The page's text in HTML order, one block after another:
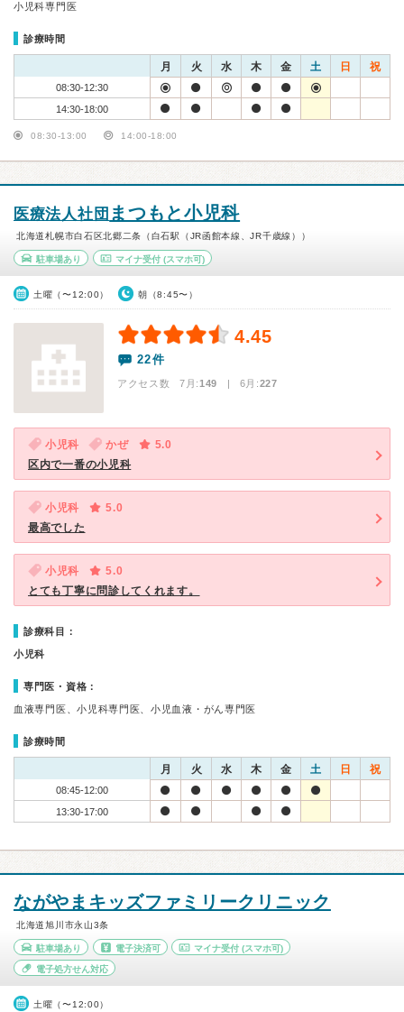
小児科専門医
診療時間
月 火 水 木 金 土 日 祝
08:30-12:30
14:30-18:00
08:30-13:00 14:00-18:00
医療法人社団 まつもと小児科
北海道札幌市白石区北郷二条（白石駅（JR函館本線、JR千歳線））
駐車場あり マイナ受付(スマホ可)
土曜（〜12:00） 朝（8:45〜）
4.45
22件
アクセス数 7月:149 | 6月:227
小児科 かぜ
5.0
区内で一番の小児科
小児科
5.0
最高でした
小児科
5.0
とても丁寧に問診してくれます。
診療科目：
小児科
専門医・資格：
血液専門医、小児科専門医、小児血液・がん専門医
診療時間
月 火 水 木 金 土 日 祝
08:45-12:00
13:30-17:00
ながやまキッズファミリークリニック
北海道旭川市永山3条
駐車場あり 電子決済可 マイナ受付 (スマホ可)
電子処方せん対応
土曜（〜12:00）